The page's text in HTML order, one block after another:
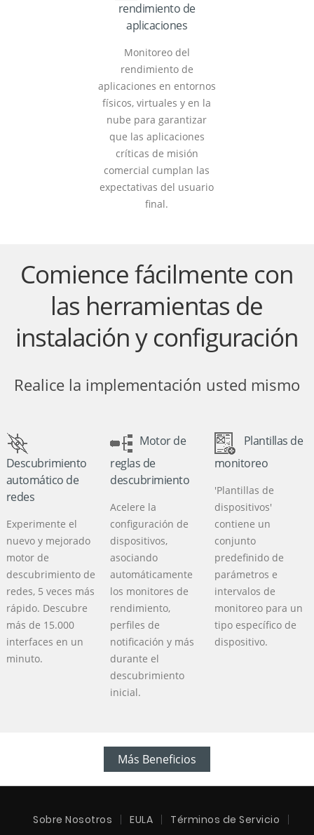
rendimiento de
aplicaciones
Monitoreo del
rendimiento de
aplicaciones en entornos
físicos, virtuales y en la
nube para garantizar
que las aplicaciones
críticas de misión
comercial cumplan las
expectativas del usuario
final.
Comience fácilmente con
las herramientas de
instalación y configuración
Realice la implementación usted mismo
Descubrimiento
automático de
redes
Experimente el
nuevo y mejorado
motor de
descubrimiento de
redes, 5 veces más
rápido. Descubre
más de 15.000
interfaces en un
minuto.
Motor de
reglas de
descubrimiento
Acelere la
configuración de
dispositivos,
asociando
automáticamente
los monitores de
rendimiento,
perfiles de
notificación y más
durante el
descubrimiento
inicial.
Plantillas de
monitoreo
'Plantillas de
dispositivos'
contiene un
conjunto
predefinido de
parámetros e
intervalos de
monitoreo para un
tipo específico de
dispositivo.
Más Beneficios
Sobre Nosotros EULA Términos de Servicio